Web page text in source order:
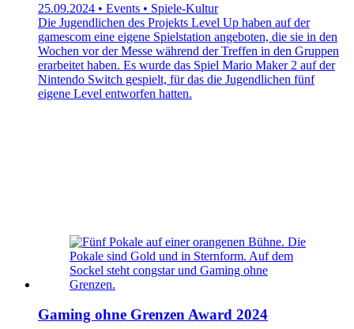
25.09.2024 • Events • Spiele-Kultur
Die Jugendlichen des Projekts Level Up haben auf der
gamescom eine eigene Spielstation angeboten, die sie in den
Wochen vor der Messe während der Treffen in den Gruppen
erarbeitet haben. Es wurde das Spiel Mario Maker 2 auf der
Nintendo Switch gespielt, für das die Jugendlichen fünf
eigene Level entworfen hatten.
Gaming ohne Grenzen Award 2024